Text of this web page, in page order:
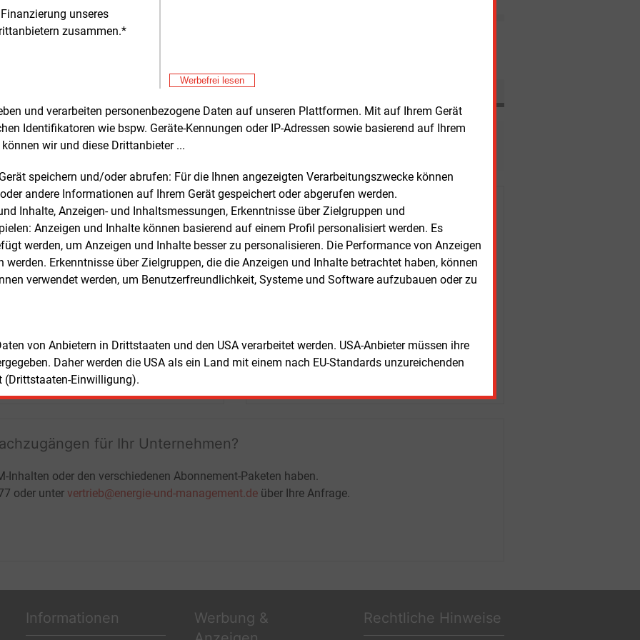
unseres
zusammen.*
Werbefrei lesen
und verarbeiten personenbezogene Daten auf unseren Plattformen. Mit auf Ihrem Gerät
Identifikatoren wie bspw. Geräte-Kennungen oder IP-Adressen sowie basierend auf Ihrem
wir und diese Drittanbieter ...
speichern und/oder abrufen: Für die Ihnen angezeigten Verarbeitungszwecke können
andere Informationen auf Ihrem Gerät gespeichert oder abgerufen werden.
Inhalte, Anzeigen- und Inhaltsmessungen, Erkenntnisse über Zielgruppen und
Anzeigen und Inhalte können basierend auf einem Profil personalisiert werden. Es
werden, um Anzeigen und Inhalte besser zu personalisieren. Die Performance von Anzeigen
werden. Erkenntnisse über Zielgruppen, die die Anzeigen und Inhalte betrachtet haben, können
verwendet werden, um Benutzerfreundlichkeit, Systeme und Software aufzubauen oder zu
von Anbietern in Drittstaaten und den USA verarbeitet werden. USA-Anbieter müssen ihre
Daher werden die USA als ein Land mit einem nach EU-Standards unzureichenden
(Drittstaaten-Einwilligung).
und weitere Nachrichten lesen?
SieE&M
kostenlos
unverbindlich
Zwei Wochen kostenfreier Zugang
Zugang auf stündlich aktualisierte
+ zwei Ausgaben der Zeitung E&M
ohne automatische Verlängerung
JETZT KOSTENLOS TESTEN
Login für Kunden
für Ihr Unternehmen?
Inhalten oder den verschiedenen Abonnement-Paketen haben.
oder unter vertrieb@energie-und-management.de über Ihre Anfrage.
Informationen
Werbung &
Rechtliche Hinweise